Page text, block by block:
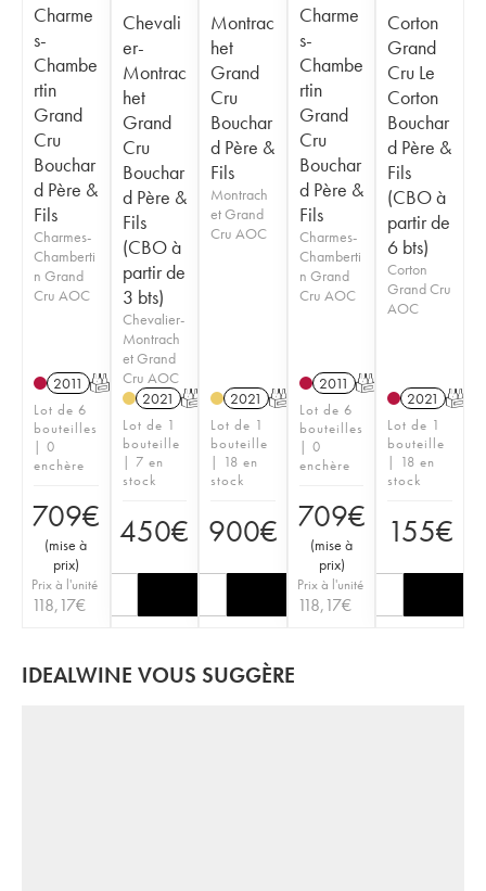
Charme
s-
Chambe
rtin
Grand
Cru
Bouchar
d Père &
Fils
Charmes-
Chamberti
n Grand
Cru AOC
2011 T
Lot de 6
bouteilles
| 0
enchère
709€
(mise à
prix)
Prix à l'unité
118,17€
Chevali
er-
Montrac
het
Grand
Cru
Bouchar
d Père &
Fils
(CBO à
partir de
3 bts)
Chevalier-
Montrach
et Grand
Cru AOC
2021 T
Lot de 1
bouteille
| 7 en
stock
450€
Montrac
het
Grand
Cru
Bouchar
d Père &
Fils
Montrach
et Grand
Cru AOC
2021 T
Lot de 1
bouteille
| 18 en
stock
900€
Charme
s-
Chambe
rtin
Grand
Cru
Bouchar
d Père &
Fils
Charmes-
Chamberti
n Grand
Cru AOC
2011 T
Lot de 6
bouteilles
| 0
enchère
709€
(mise à
prix)
Prix à l'unité
118,17€
Corton
Grand
Cru Le
Corton
Bouchar
d Père &
Fils
(CBO à
partir de
6 bts)
Corton
Grand Cru
AOC
2021 T
Lot de 1
bouteille
| 18 en
stock
155€
IDEALWINE VOUS SUGGÈRE